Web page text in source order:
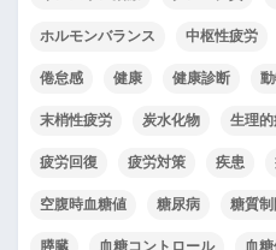
ホルモンバランス 中枢性疲労
倦怠感 健康 健康診断
末梢性疲労 炭水化物 生理
疲労回復 疲労対策 疾患
空腹時血糖値 糖尿病 糖質
膵臓 血糖コントロール 血